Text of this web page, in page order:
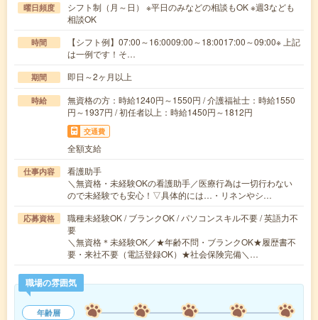
曜日頻度
シフト制（月～日） ※平日のみなどの相談もOK ※週3なども
相談OK
時間
【シフト例】07:00～16:0009:00～18:0017:00～09:00※ 上記
は一例です！そ…
期間 即日～2ヶ月以上
時給
無資格の方：時給1240円～1550円 / 介護福祉士：時給1550
円～1937円 / 初任者以上：時給1450円～1812円
交通費
全額支給
仕事内容
看護助手
＼無資格・未経験OKの看護助手／医療行為は一切行わない
ので未経験でも安心！▽具体的には…・リネンやシ…
応募資格
職種未経験OK / ブランクOK / パソコンスキル不要 / 英語力不
要
＼無資格＊未経験OK／★年齢不問・ブランクOK★履歴書不
要・来社不要（電話登録OK）★社会保険完備＼…
職場の雰囲気
年齢層